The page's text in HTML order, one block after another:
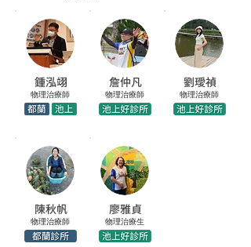
鍾泓翊
物理治療師
陳秋帆
物理治療師
詹仲凡
物理治療師
廖雅貞
物理治療生
劉璦禎
物理治療師